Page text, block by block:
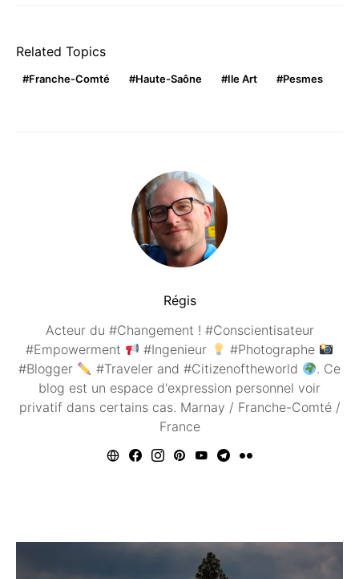
Related Topics
Franche-Comté Haute-Saône Ile Art Pesmes
Régis
Acteur du #Changement ! #Conscientisateur
#Empowerment
#Ingenieur
#Photographe
#Blogger
#Traveler and #Citizenoftheworld
. Ce
blog est un espace d'expression personnel voir
privatif dans certains cas. Marnay / Franche-Comté /
France